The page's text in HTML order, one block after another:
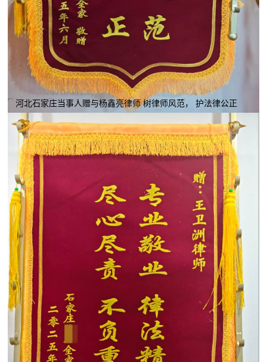
河北石家庄当事人赠与杨鑫亮律师 树律师风范， 护法律公正